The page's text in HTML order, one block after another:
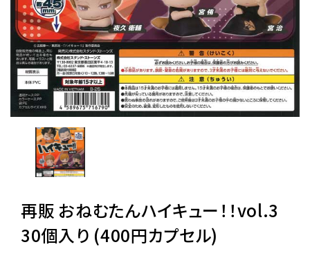
景品・玩具・文具
販促用カプセルトイ
よくあるご質問
06-6282-7659
再販 おねむたんハイキュー！！vol.3
30個入り (400円カプセル)